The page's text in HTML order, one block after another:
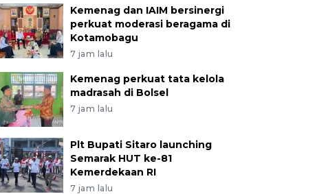
Kemenag dan IAIM bersinergi
perkuat moderasi beragama di
Kotamobagu
7 jam lalu
Kemenag perkuat tata kelola
madrasah di Bolsel
7 jam lalu
Plt Bupati Sitaro launching
Semarak HUT ke-81
Kemerdekaan RI
7 jam lalu